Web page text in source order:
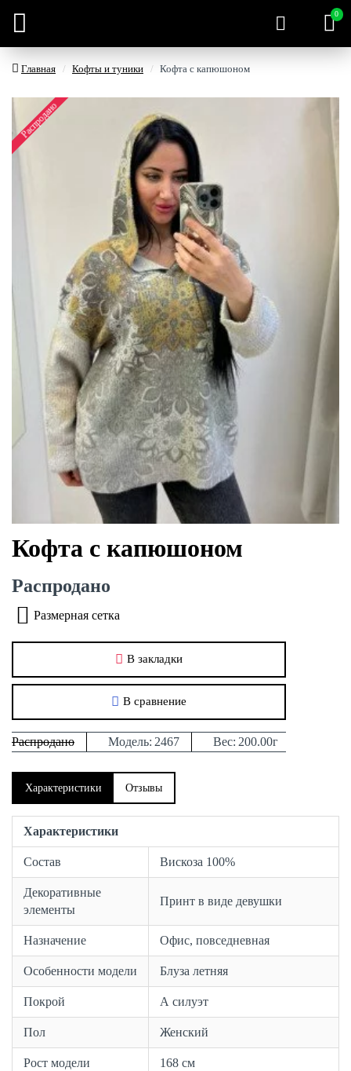
0
Главная Кофты и туники Кофта с капюшоном
Распродано
Кофта с капюшоном
Распродано Модель: 2467 Вес: 200.00г
Распродано
В закладки
В сравнение
Размерная сетка
Характеристики Отзывы
Характеристики
Состав Вискоза 100%
Декоративные
элементы
Принт в виде девушки
Назначение Офис, повседневная
Особенности модели Блуза летняя
Покрой А силуэт
Пол Женский
Рост модели 168 см